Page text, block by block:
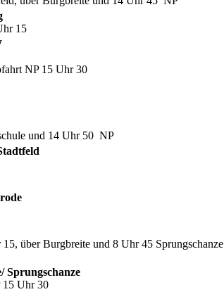
15
NP 15 Uhr 30
und 14 Uhr 50 NP
über Burgbreite und 8 Uhr 45 Sprungschanze
Sprungschanze
Uhr 30